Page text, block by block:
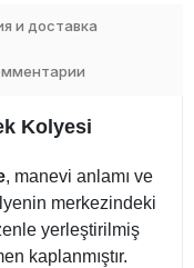
и доставка
Kolyesi
, manevi anlamı ve
merkezindeki
yerleştirilmiş
kaplanmıştır.